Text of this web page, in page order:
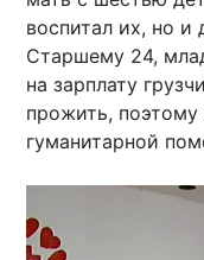
воспитал их, но
Старшему 24,
на зарплату
прожить,
гуманитарной